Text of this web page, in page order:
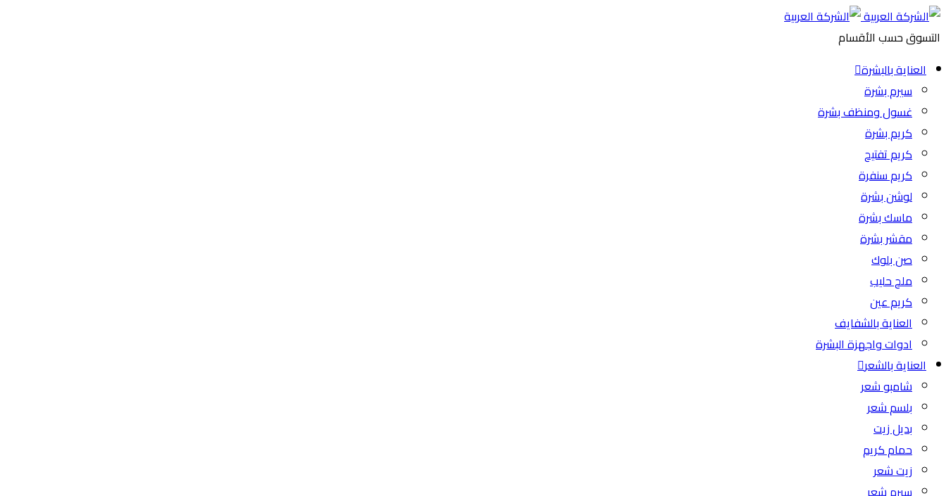
التسوق حسب الأقسام
العناية بالبشرة
سيرم بشرة
غسول ومنظف بشرة
كريم بشرة
كريم تفتيح
كريم سنفرة
لوشن بشرة
ماسك بشرة
مقشر بشرة
صن بلوك
ملح حليب
كريم عين
العناية بالشفايف
ادوات واجهزة البشرة
العناية بالشعر
شامبو شعر
بلسم شعر
بديل زيت
حمام كريم
زيت شعر
سيرم شعر